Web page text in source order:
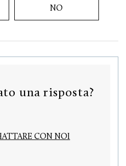
NO
una risposta?
CON NOI